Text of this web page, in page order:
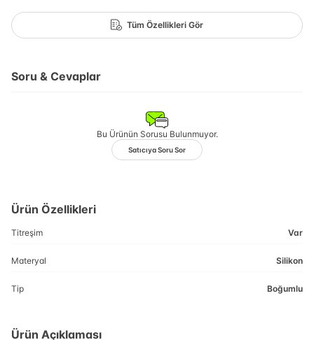
Tüm Özellikleri Gör
Soru & Cevaplar
Bu Ürünün Sorusu Bulunmuyor.
Satıcıya Soru Sor
Ürün Özellikleri
Titreşim Var
Materyal Silikon
Tip Boğumlu
Ürün Açıklaması